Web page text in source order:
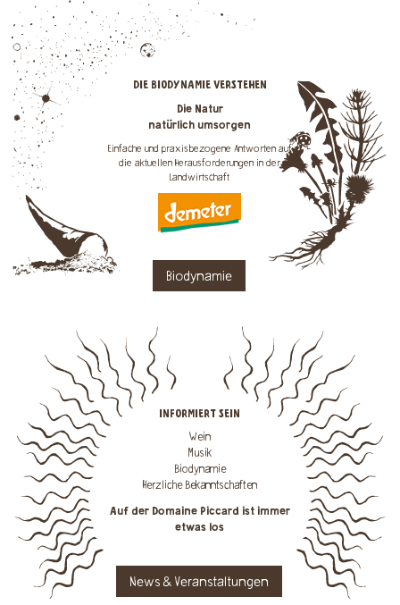
DIE BIODYNAMIE VERSTEHEN
Die Natur
natürlich umsorgen
Einfache und praxisbezogene Antworten auf
die aktuellen Herausforderungen in der
Landwirtschaft
Biodynamie
INFORMIERT SEIN
Wein
Musik
Biodynamie
Herzliche Bekanntschaften
Auf der Domaine Piccard ist immer
etwas los
News & Veranstaltungen